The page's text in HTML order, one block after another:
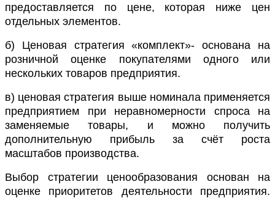
предоставляется по цене, которая ниже цен
отдельных элементов.
б) Ценовая стратегия «комплект»- основана на
розничной оценке покупателями одного или
нескольких товаров предприятия.
в) ценовая стратегия выше номинала применяется
предприятием при неравномерности спроса на
заменяемые товары, и можно получить
дополнительную прибыль за счёт роста
масштабов производства.
Выбор стратегии ценообразования основан на
оценке приоритетов деятельности предприятия.